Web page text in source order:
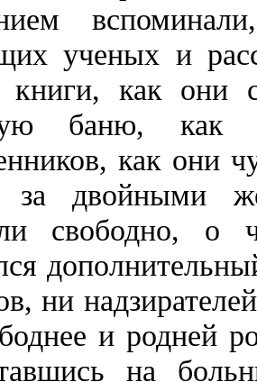
ученых и
книги, как они
баню, как
как они
за двойными
свободно, о
ни
и родней
на